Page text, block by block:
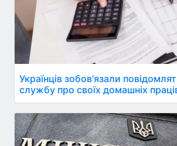
Українців зобов'язали
службу про своїх домашніх